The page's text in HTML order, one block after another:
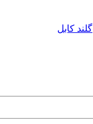
گلند کابل